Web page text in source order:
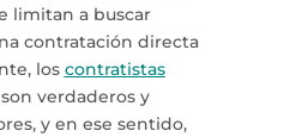
limitan a buscar
contratación directa
los contratistas
verdaderos y
y en ese sentido,